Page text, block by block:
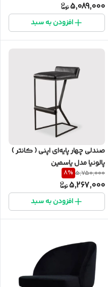
5,089,000
افزودن به سبد
صندلی چهار پایه‌ای اپنی ( کانتر )
پالونیا مدل یاسمین
5,750,000
8%
5,267,000
افزودن به سبد